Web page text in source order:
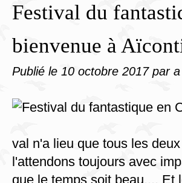
Festival du
bienvenue à
Publié le 10 octobre 2017 par
val n'a lieu que tous les
l'attendons toujours avec
que le temps soit beau.... Et